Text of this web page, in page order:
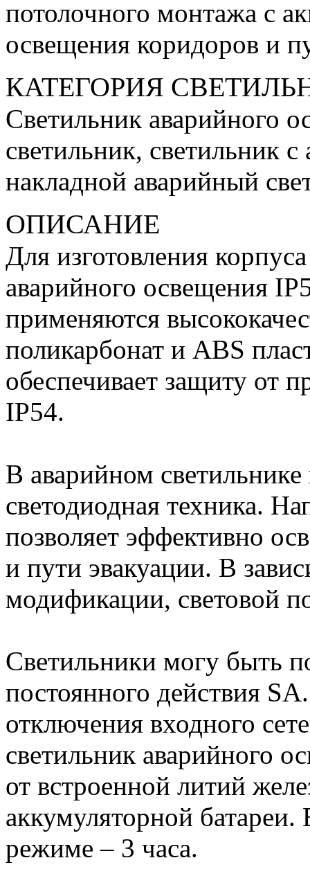
потолочного монтажа с
освещения коридоров и
КАТЕГОРИЯ
Светильник аварийного
светильник, светильник
накладной аварийный
ОПИСАНИЕ
Для изготовления
аварийного освещения
применяются
поликарбонат и ABS
обеспечивает защиту от
IP54.
В аварийном
светодиодная техника.
позволяет эффективно
и пути эвакуации. В
модификации, световой
Светильники могу быть
постоянного действия
отключения входного
светильник аварийного
от встроенной литий
аккумуляторной
режиме – 3 часа.